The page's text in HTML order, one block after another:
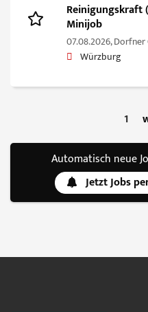
Minijob
07.08.2026,Dorfner
Würzburg
1
Automatisch neue
Jetzt Jobs